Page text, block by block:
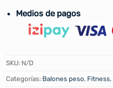
Medios de pagos
SKU: N/D
Categorías: Balones peso, Fitness,